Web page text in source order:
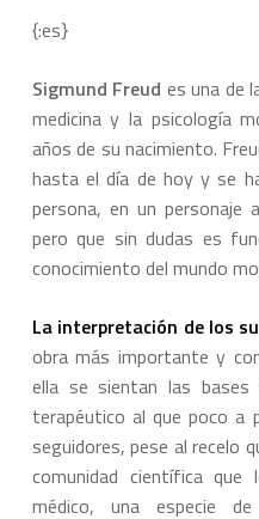
{:es}
Sigmund Freud es una de
medicina y la psicología
años de su nacimiento.
hasta el día de hoy y se
persona, en un personaje
pero que sin dudas es
conocimiento del mundo
La interpretación de los
obra más importante y
ella se sientan las bases
terapéutico al que poco a
seguidores, pese al recelo
comunidad científica que
médico, una especie